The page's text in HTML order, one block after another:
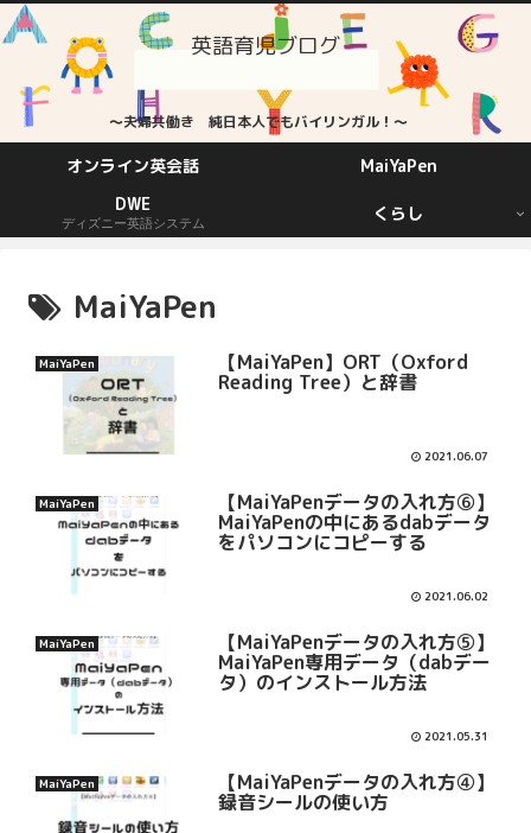
英語育児ブログ
～夫婦共働き 純日本人でもバイリンガル！～
オンライン英会話
MaiYaPen
DWE
ディズニー英語システム くらし
MaiYaPen
MaiYaPen 【MaiYaPen】ORT（Oxford
Reading Tree）と辞書
2021.06.07
MaiYaPen 【MaiYaPenデータの入れ方⑥】
MaiYaPenの中にあるdabデータ
をパソコンにコピーする
2021.06.02
MaiYaPen 【MaiYaPenデータの入れ方⑤】
MaiYaPen専用データ（dabデー
タ）のインストール方法
2021.05.31
MaiYaPen 【MaiYaPenデータの入れ方④】
録音シールの使い方